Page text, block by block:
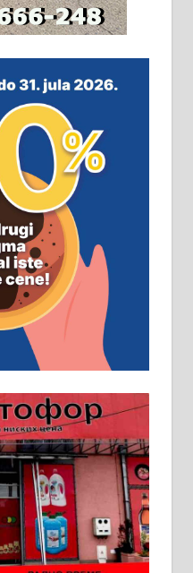
у Зеленом
Могућа
Рудник
20
Услови:
радно
и сличним
неопходан
смештај,
57-41-122 –
радова
и
25-28-058
возач са Б
511